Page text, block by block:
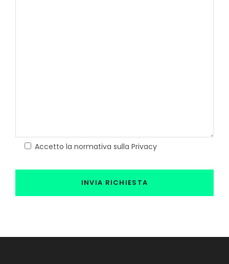
Accetto la normativa sulla Privacy